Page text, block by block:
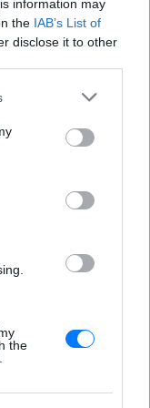
information may
the IAB’s List of
disclose it to other
the
το «7 στους 10
στα δεδομένα του
στοιχεία που
χρεώσεις σε
της